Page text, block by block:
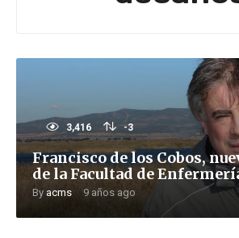
3,416 -3
Francisco de los Cobos,
de la Facultad de
Byacms 9 años ago